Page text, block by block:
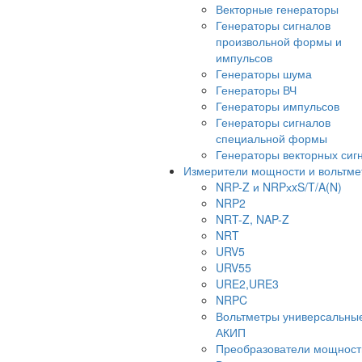
Векторные генераторы
Генераторы сигналов
произвольной формы и
импульсов
Генераторы шума
Генераторы ВЧ
Генераторы импульсов
Генераторы сигналов
специальной формы
Генераторы векторных
Измерители мощности и
NRP-Z и NRPхxS/T/A(N)
NRP2
NRT-Z, NAP-Z
NRT
URV5
URV55
URE2,URE3
NRPC
Вольтметры
АКИП
Преобразователи